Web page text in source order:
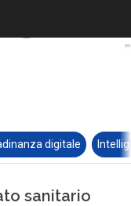
digitale
sanitario